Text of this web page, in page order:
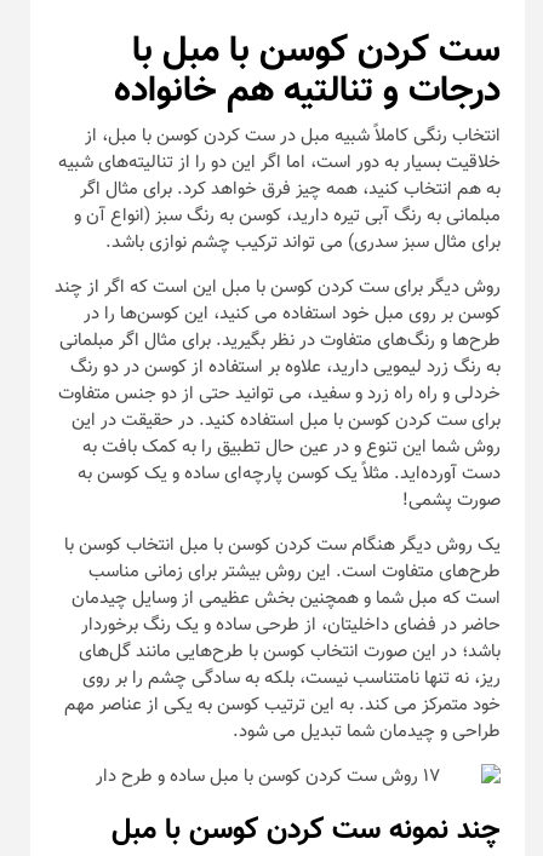
ست کردن کوسن با مبل با
درجات و تنالتیه هم خانواده
انتخاب رنگی کاملاً شبیه مبل در ست کردن کوسن با مبل، از
خلاقیت بسیار به دور است، اما اگر این دو را از تنالیته‌های شبیه
به هم انتخاب کنید، همه چیز فرق خواهد کرد. برای مثال اگر
مبلمانی به رنگ آبی تیره دارید، کوسن به رنگ سبز (انواع آن و
برای مثال سبز سدری) می تواند ترکیب چشم نوازی باشد.
روش دیگر برای ست کردن کوسن با مبل این است که اگر از چند
کوسن بر روی مبل خود استفاده می کنید، این کوسن‌ها را در
طرح‌ها و رنگ‌های متفاوت در نظر بگیرید. برای مثال اگر مبلمانی
به رنگ زرد لیمویی دارید، علاوه بر استفاده از کوسن در دو رنگ
خردلی و راه راه زرد و سفید، می توانید حتی از دو جنس متفاوت
برای ست کردن کوسن با مبل استفاده کنید. در حقیقت در این
روش شما این تنوع و در عین حال تطبیق را به کمک بافت به
دست آورده‌اید. مثلاً یک کوسن پارچه‌ای ساده و یک کوسن به
صورت پشمی!
یک روش دیگر هنگام ست کردن کوسن با مبل انتخاب کوسن با
طرح‌های متفاوت است. این روش بیشتر برای زمانی مناسب
است که مبل شما و همچنین بخش عظیمی از وسایل چیدمان
حاضر در فضای داخلیتان، از طرحی ساده و یک رنگ برخوردار
باشد؛ در این صورت انتخاب کوسن با طرح‌هایی مانند گل‌های
ریز، نه تنها نامتناسب نیست، بلکه به سادگی چشم را بر روی
خود متمرکز می کند. به این ترتیب کوسن به یکی از عناصر مهم
طراحی و چیدمان شما تبدیل می شود.
چند نمونه ست کردن کوسن با مبل